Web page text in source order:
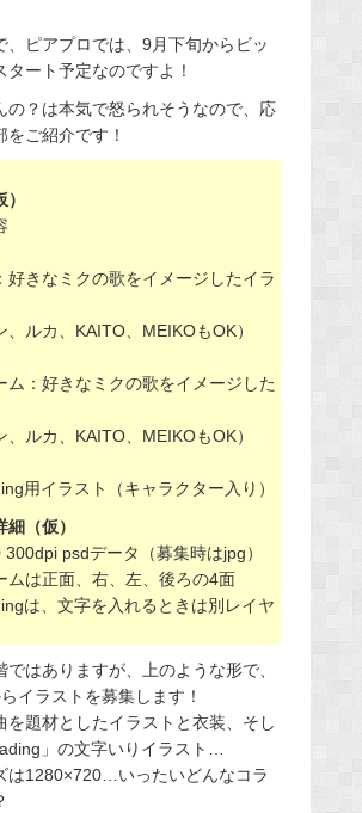
、ピアプロでは、9月下旬からビッ
タート予定なのですよ！
の？は本気で怒られそうなので、応
をご紹介です！
好きなミクの歌をイメージしたイラ
、ルカ、KAITO、MEIKOもOK）
ム：好きなミクの歌をイメージした
、ルカ、KAITO、MEIKOもOK）
用イラスト（キャラクター入り）
（仮）
300dpi psdデータ（募集時はjpg）
ムは正面、右、左、後ろの4面
は、文字を入れるときは別レイヤ
ではありますが、上のような形で、
イラストを募集します！
を題材としたイラストと衣装、そし
」の文字いりイラスト…
は1280×720…いったいどんなコラ